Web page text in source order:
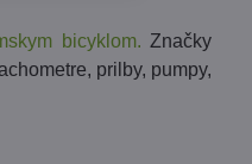
bicyklom. Značky
prilby, pumpy,